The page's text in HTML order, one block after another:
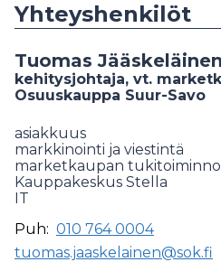
Yhteyshenkilöt
Tuomas Jääskeläinen
kehitysjohtaja, vt.
Osuuskauppa Suur-Savo
asiakkuus
markkinointi ja viestintä
marketkaupan
Kauppakeskus Stella
IT
Puh: 010 764 0004
tuomas.jaaskelainen@sok.fi